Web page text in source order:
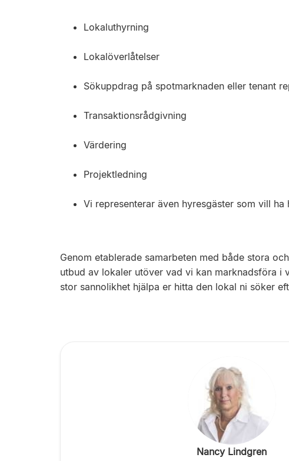
Lokaluthyrning
Lokalöverlåtelser
Sökuppdrag på spotmarknaden eller tenant
Transaktionsrådgivning
Värdering
Projektledning
Vi representerar även hyresgäster som vill
Genom etablerade samarbeten med både stora
utbud av lokaler utöver vad vi kan marknadsföra i
stor sannolikhet hjälpa er hitta den lokal ni söker
Nancy Lindgren